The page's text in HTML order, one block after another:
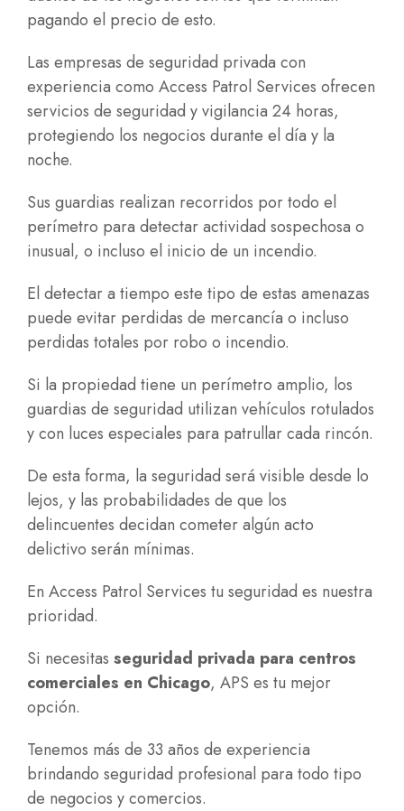
pagando el precio de esto.
Las empresas de seguridad privada con
experiencia como Access Patrol Services ofrecen
servicios de seguridad y vigilancia 24 horas,
protegiendo los negocios durante el día y la
noche.
Sus guardias realizan recorridos por todo el
perímetro para detectar actividad sospechosa o
inusual, o incluso el inicio de un incendio.
El detectar a tiempo este tipo de estas amenazas
puede evitar perdidas de mercancía o incluso
perdidas totales por robo o incendio.
Si la propiedad tiene un perímetro amplio, los
guardias de seguridad utilizan vehículos rotulados
y con luces especiales para patrullar cada rincón.
De esta forma, la seguridad será visible desde lo
lejos, y las probabilidades de que los
delincuentes decidan cometer algún acto
delictivo serán mínimas.
En Access Patrol Services tu seguridad es nuestra
prioridad.
Si necesitas seguridad privada para centros
comerciales en Chicago, APS es tu mejor
opción.
Tenemos más de 33 años de experiencia
brindando seguridad profesional para todo tipo
de negocios y comercios.